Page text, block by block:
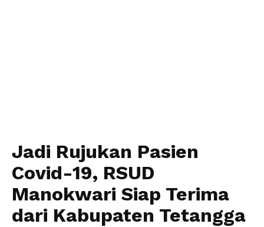
Jadi Rujukan Pasien
Covid-19, RSUD
Manokwari Siap Terima
dari Kabupaten Tetangga